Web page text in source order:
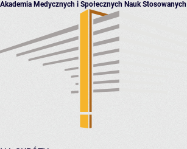
Akademia Medycznych i Społecznych Nauk Stosowanych